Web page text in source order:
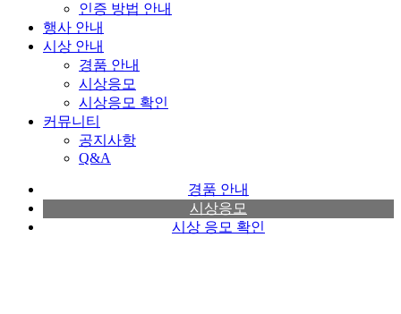
인증 방법 안내
행사 안내
시상 안내
경품 안내
시상응모
시상응모 확인
커뮤니티
공지사항
Q&A
경품 안내
시상응모
시상 응모 확인